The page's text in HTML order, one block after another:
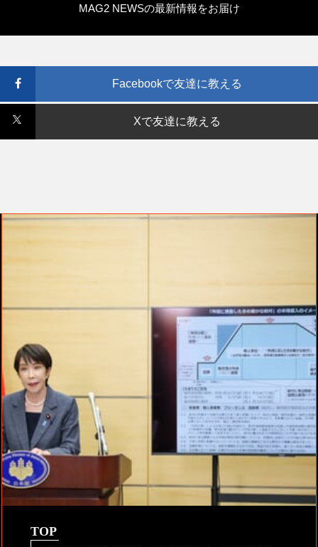
MAG2 NEWSの最新情報をお届け
Facebookで友達に教える
Xで友達に教える
TOP